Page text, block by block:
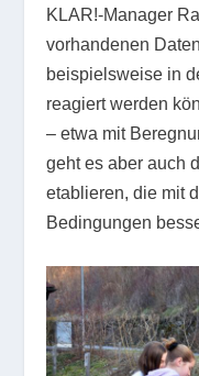
KLAR!-Manager
vorhandenen
beispielsweise in
reagiert werden
– etwa mit
geht es aber auch
etablieren, die mit
Bedingungen